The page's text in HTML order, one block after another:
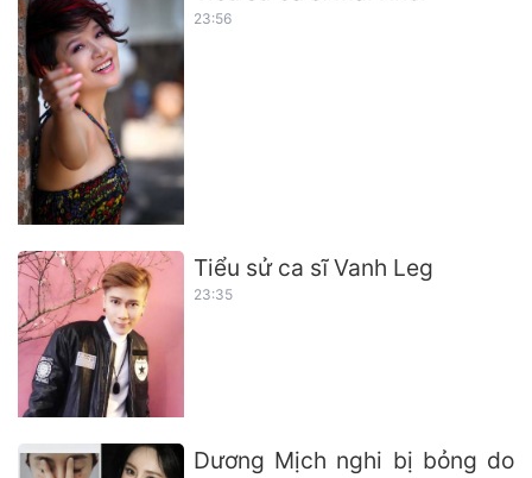
23:56
Tiểu sử ca sĩ Vanh Leg
23:35
Dương Mịch nghi bị bỏng do